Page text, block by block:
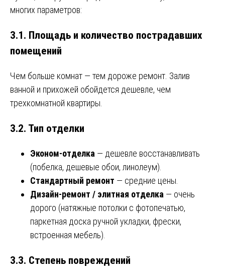
многих параметров:
3.1. Площадь и количество пострадавших
помещений
Чем больше комнат — тем дороже ремонт. Залив
ванной и прихожей обойдется дешевле, чем
трехкомнатной квартиры.
3.2. Тип отделки
Эконом-отделка — дешевле восстанавливать
(побелка, дешевые обои, линолеум).
Стандартный ремонт — средние цены.
Дизайн-ремонт / элитная отделка — очень
дорого (натяжные потолки с фотопечатью,
паркетная доска ручной укладки, фрески,
встроенная мебель).
3.3. Степень повреждений